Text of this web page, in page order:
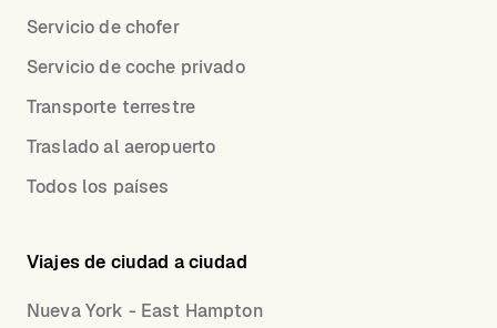
Servicio de chofer
Servicio de coche privado
Transporte terrestre
Traslado al aeropuerto
Todos los países
Viajes de ciudad a ciudad
Nueva York - East Hampton